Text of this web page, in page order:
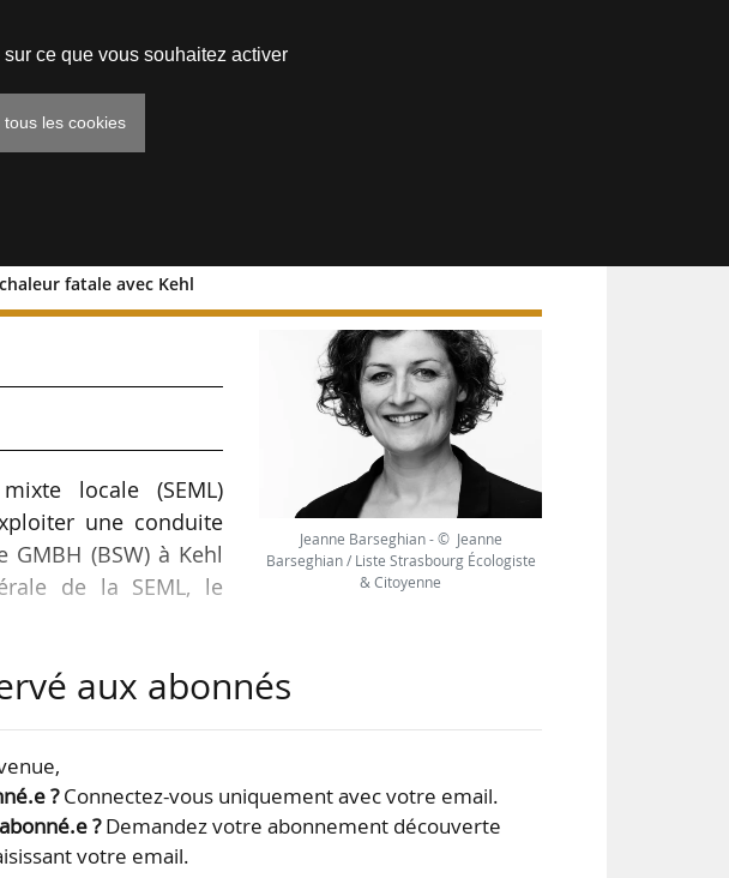
fatale avec Kehl
en charge du
locale (SEML)
une conduite
(BSW) à Kehl
de la SEML, le
pour chauffer les
maîtrise d’œuvre du
durer 3 ans…
Jeanne Barseghian - © Jeanne
Barseghian / Liste Strasbourg Écologiste
& Citoyenne
aux abonnés
?Connectez-vous uniquement avec votre email.
?Demandez votre abonnement découverte
votre email.
ce que vous souhaitez activer
les cookies